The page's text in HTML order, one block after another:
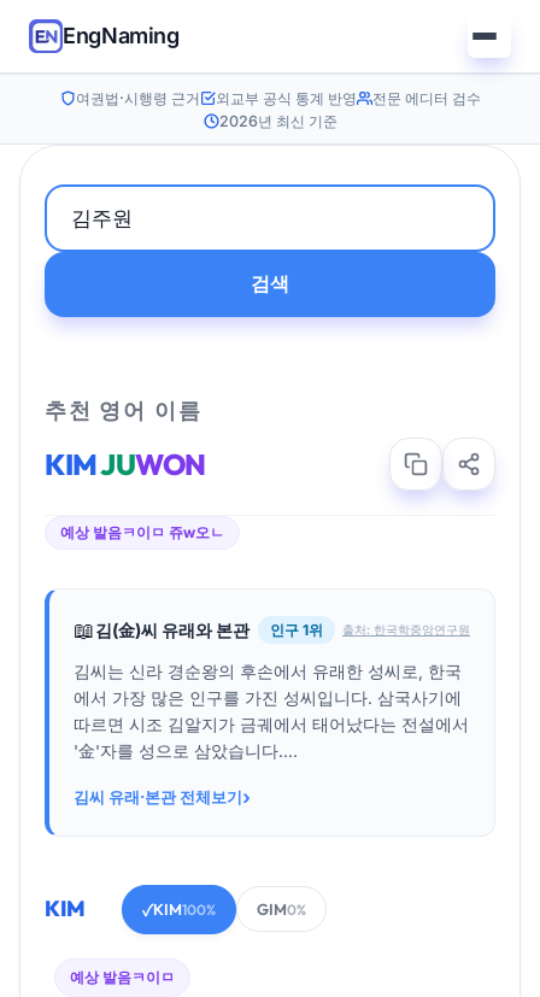
EngNaming
여권법·시행령 근거 외교부 공식 통계 반영
전문 에디터 검수
2026년 최신 기준
검색
추천 영어 이름
KIMJUWON
예상 발음ㅋ이ㅁ 쥬w오ㄴ
📖김(金)씨 유래와 본관 인구 1위 출처: 한국학중앙연구원
김씨는 신라 경순왕의 후손에서 유래한 성씨로, 한국
에서 가장 많은 인구를 가진 성씨입니다. 삼국사기에
따르면 시조 김알지가 금궤에서 태어났다는 전설에서
'金'자를 성으로 삼았습니다....
김씨 유래·본관 전체보기›
KIM ✓KIM100% GIM0%
예상 발음ㅋ이ㅁ